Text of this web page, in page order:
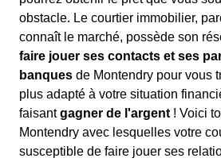
obstacle. Le courtier immobilier,
connaît le marché, possède son
faire jouer ses contacts et ses
banques de Montendry pour vous
plus adapté à votre situation
faisantgagner de l'argent ! Voici
Montendry avec lesquelles votre
susceptible de faire jouer ses